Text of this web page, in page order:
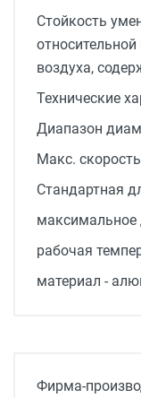
Стойкость
воздуха,
Технические
Диапазон
Макс.
Стандартная
максимальное
рабочая
материал -
Фирма-